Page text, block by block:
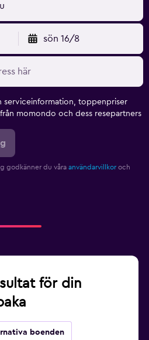
sön 16/8
serviceinformation, toppenpriser
momondo och dess resepartners
godkänner du våra användarvillkor och
för din
boenden